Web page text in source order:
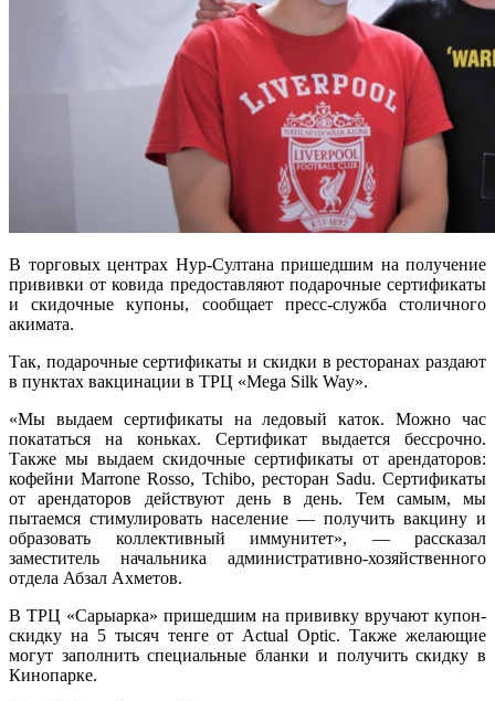
В торговых центрах Нур-Султана пришедшим на получение
прививки от ковида предоставляют подарочные сертификаты
и скидочные купоны, сообщает пресс-служба столичного
акимата.
Так, подарочные сертификаты и скидки в ресторанах раздают
в пунктах вакцинации в ТРЦ «Меga Silk Way».
«Мы выдаем сертификаты на ледовый каток. Можно час
покататься на коньках. Сертификат выдается бессрочно.
Также мы выдаем скидочные сертификаты от арендаторов:
кофейни Marrone Rosso, Tchibo, ресторан Sadu. Сертификаты
от арендаторов действуют день в день. Тем самым, мы
пытаемся стимулировать население — получить вакцину и
образовать коллективный иммунитет», — рассказал
заместитель начальника административно-хозяйственного
отдела Абзал Ахметов.
В ТРЦ «Сарыарка» пришедшим на прививку вручают купон-
скидку на 5 тысяч тенге от Actual Optic. Также желающие
могут заполнить специальные бланки и получить скидку в
Кинопарке.